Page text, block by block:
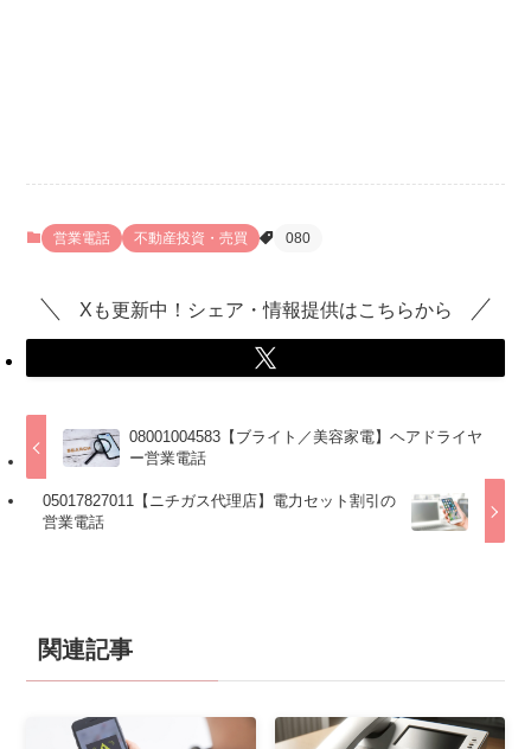
営業電話 不動産投資・売買 080
Xも更新中！シェア・情報提供はこちらから
08001004583【ブライト／美容家電】ヘアドライヤ
ー営業電話
05017827011【ニチガス代理店】電力セット割引の
営業電話
関連記事